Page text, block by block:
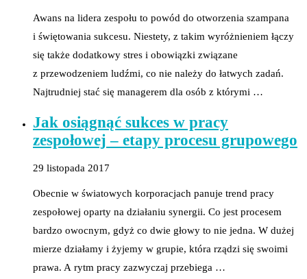
Awans na lidera zespołu to powód do otworzenia szampana
i świętowania sukcesu. Niestety, z takim wyróżnieniem łączy
się także dodatkowy stres i obowiązki związane
z przewodzeniem ludźmi, co nie należy do łatwych zadań.
Najtrudniej stać się managerem dla osób z którymi …
Jak osiągnąć sukces w pracy
zespołowej – etapy procesu grupowego
29 listopada 2017
Obecnie w światowych korporacjach panuje trend pracy
zespołowej oparty na działaniu synergii. Co jest procesem
bardzo owocnym, gdyż co dwie głowy to nie jedna. W dużej
mierze działamy i żyjemy w grupie, która rządzi się swoimi
prawa. A rytm pracy zazwyczaj przebiega …